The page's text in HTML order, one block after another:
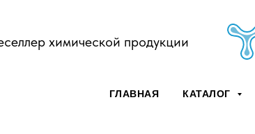
химической продукции
ГЛАВНАЯ КАТАЛОГ